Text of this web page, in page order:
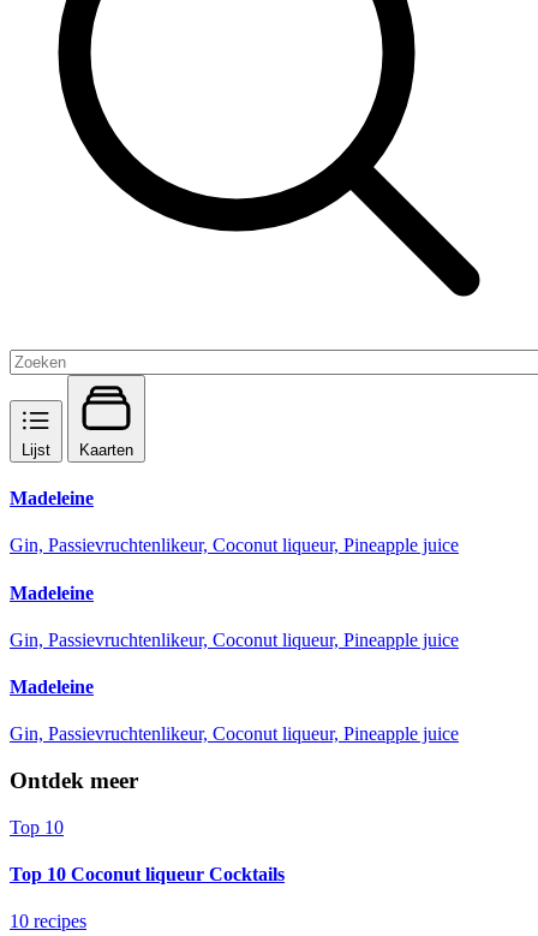
Lijst Kaarten
Madeleine
Gin, Passievruchtenlikeur, Coconut liqueur, Pineapple juice
Madeleine
Gin, Passievruchtenlikeur, Coconut liqueur, Pineapple juice
Madeleine
Gin, Passievruchtenlikeur, Coconut liqueur, Pineapple juice
Ontdek meer
Top 10
Top 10 Coconut liqueur Cocktails
10 recipes